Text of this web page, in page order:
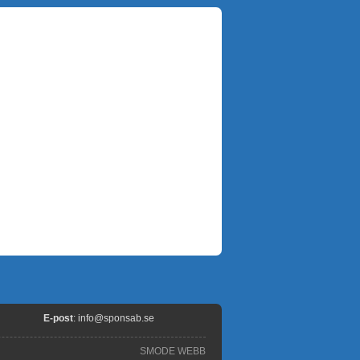
E-post: info@sponsab.se
SMODE WEBB